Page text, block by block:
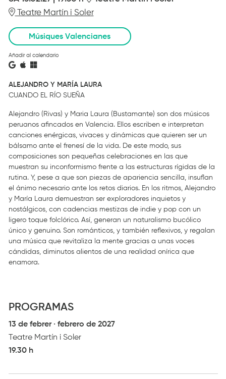
Teatre Martín i Soler
Músiques Valencianes
Añadir al calendario
ALEJANDRO Y MARÍA LAURA
CUANDO EL RÍO SUEÑA
Alejandro (Rivas) y Maria Laura (Bustamante) son dos músicos
peruanos afincados en Valencia. Ellos escriben e interpretan
canciones enérgicas, vivaces y dinámicas que quieren ser un
bálsamo ante el frenesí de la vida. De este modo, sus
composiciones son pequeñas celebraciones en las que
muestran su inconformismo frente a las estructuras rígidas de la
rutina. Y, pese a que son piezas de apariencia sencilla, insuflan
el ánimo necesario ante los retos diarios. En los ritmos, Alejandro
y María Laura demuestran ser exploradores inquietos y
nostálgicos, con cadencias mestizas de indie y pop con un
ligero toque folclórico. Así, generan un naturalismo bucólico
único y genuino. Son románticos, y también reflexivos, y regalan
una música que revitaliza la mente gracias a unas voces
cándidas, diminutos alientos de una realidad onírica que
enamora.
PROGRAMAS
13 de febrer · febrero de 2027
Teatre Martín i Soler
19.30 h